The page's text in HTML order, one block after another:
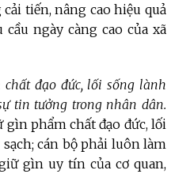
tiến, nâng cao hiệu quả
ngày càng cao của xã
đạo đức, lối sống lành
tin tưởng trong nhân dân.
gìn phẩm chất đạo đức, lối
cán bộ phải luôn làm
gìn uy tín của cơ quan,